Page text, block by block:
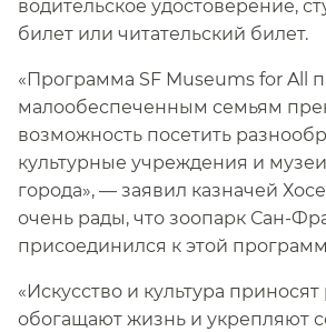
водительское удостоверение,
билет или читательский билет.​​
«Программа SF Museums for All
малообеспеченным семьям
возможность посетить
культурные учреждения и
города», — заявил казначей
очень рады, что зоопарк Сан-
присоединился к этой
«Искусство и культура приносят
обогащают жизнь и укрепляют